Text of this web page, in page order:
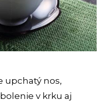
upchatý nos,
v krku aj